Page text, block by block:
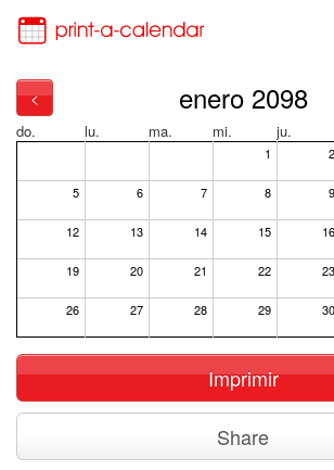
< enero 2098
do. lu. ma. mi. ju.
1 2
5 6 7 8 9
12 13 14 15 16
19 20 21 22 23
26 27 28 29 30
Imprimir
Share